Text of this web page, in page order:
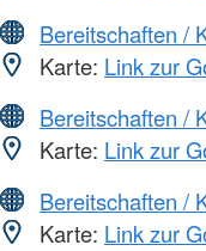
Bereitschaften /
Karte: Link zur
Bereitschaften /
Karte: Link zur
Bereitschaften /
Karte: Link zur